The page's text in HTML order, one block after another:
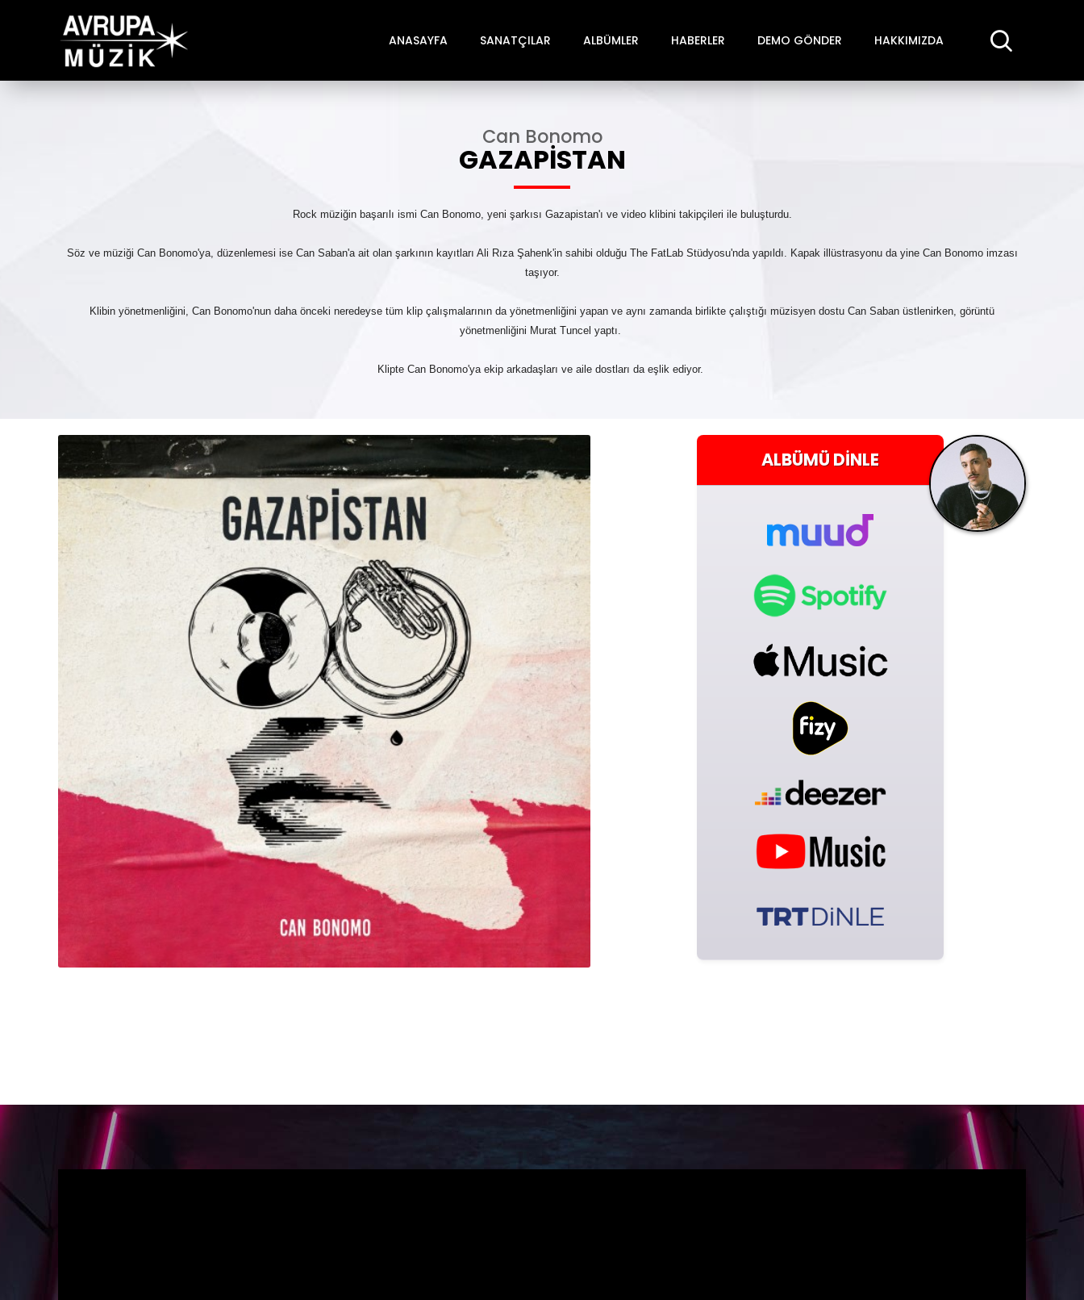
ANASAYFA SANATÇILAR ALBÜMLER HABERLER DEMO GÖNDER HAKKIMIZDA
Can Bonomo
GAZAPISTAN
Rock müziğin başarılı ismi Can Bonomo, yeni şarkısı Gazapistan'ı ve video klibini takipçileri ile buluşturdu.
Söz ve müziği Can Bonomo'ya, düzenlemesi ise Can Saban'a ait olan şarkının kayıtları Ali Rıza Şahenk'in sahibi olduğu The FatLab Stüdyosu'nda yapıldı. Kapak illüstrasyonu da yine Can Bonomo imzası
taşıyor.
Klibin yönetmenliğini, Can Bonomo'nun daha önceki neredeyse tüm klip çalışmalarının da yönetmenliğini yapan ve aynı zamanda birlikte çalıştığı müzisyen dostu Can Saban üstlenirken, görüntü
yönetmenliğini Murat Tuncel yaptı.
Klipte Can Bonomo'ya ekip arkadaşları ve aile dostları da eşlik ediyor.
ALBÜMÜDINLE